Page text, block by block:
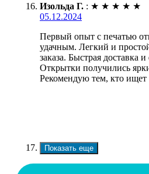
Изольда Г. : ★ ★ ★ ★ ★
05.12.2024
Первый опыт с печатью
удачным. Легкий и
заказа. Быстрая доставка
Открытки получились
Рекомендую тем, кто ищет
Показать еще